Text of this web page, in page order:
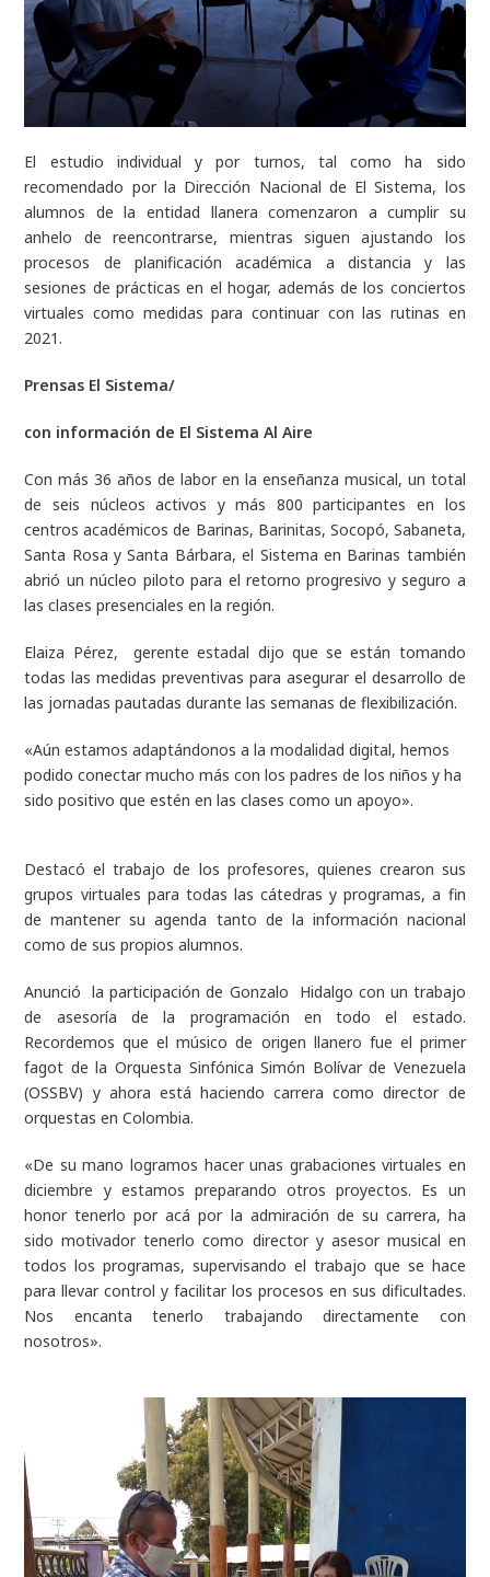
El estudio individual y por turnos, tal como ha sido
recomendado por la Dirección Nacional de El Sistema, los
alumnos de la entidad llanera comenzaron a cumplir su
anhelo de reencontrarse, mientras siguen ajustando los
procesos de planificación académica a distancia y las
sesiones de prácticas en el hogar, además de los conciertos
virtuales como medidas para continuar con las rutinas en
2021.
Prensas El Sistema/
con información de El Sistema Al Aire
Con más 36 años de labor en la enseñanza musical, un total
de seis núcleos activos y más 800 participantes en los
centros académicos de Barinas, Barinitas, Socopó, Sabaneta,
Santa Rosa y Santa Bárbara, el Sistema en Barinas también
abrió un núcleo piloto para el retorno progresivo y seguro a
las clases presenciales en la región.
Elaiza Pérez, gerente estadal dijo que se están tomando
todas las medidas preventivas para asegurar el desarrollo de
las jornadas pautadas durante las semanas de flexibilización.
«Aún estamos adaptándonos a la modalidad digital, hemos
podido conectar mucho más con los padres de los niños y ha
sido positivo que estén en las clases como un apoyo».
Destacó el trabajo de los profesores, quienes crearon sus
grupos virtuales para todas las cátedras y programas, a fin
de mantener su agenda tanto de la información nacional
como de sus propios alumnos.
Anunció la participación de Gonzalo Hidalgo con un trabajo
de asesoría de la programación en todo el estado.
Recordemos que el músico de origen llanero fue el primer
fagot de la Orquesta Sinfónica Simón Bolívar de Venezuela
(OSSBV) y ahora está haciendo carrera como director de
orquestas en Colombia.
«De su mano logramos hacer unas grabaciones virtuales en
diciembre y estamos preparando otros proyectos. Es un
honor tenerlo por acá por la admiración de su carrera, ha
sido motivador tenerlo como director y asesor musical en
todos los programas, supervisando el trabajo que se hace
para llevar control y facilitar los procesos en sus dificultades.
Nos encanta tenerlo trabajando directamente con
nosotros».